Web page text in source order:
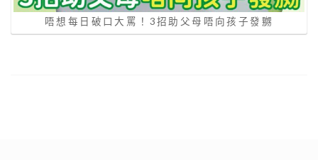
唔想每日破口大罵！3招助父母唔向孩子發嬲